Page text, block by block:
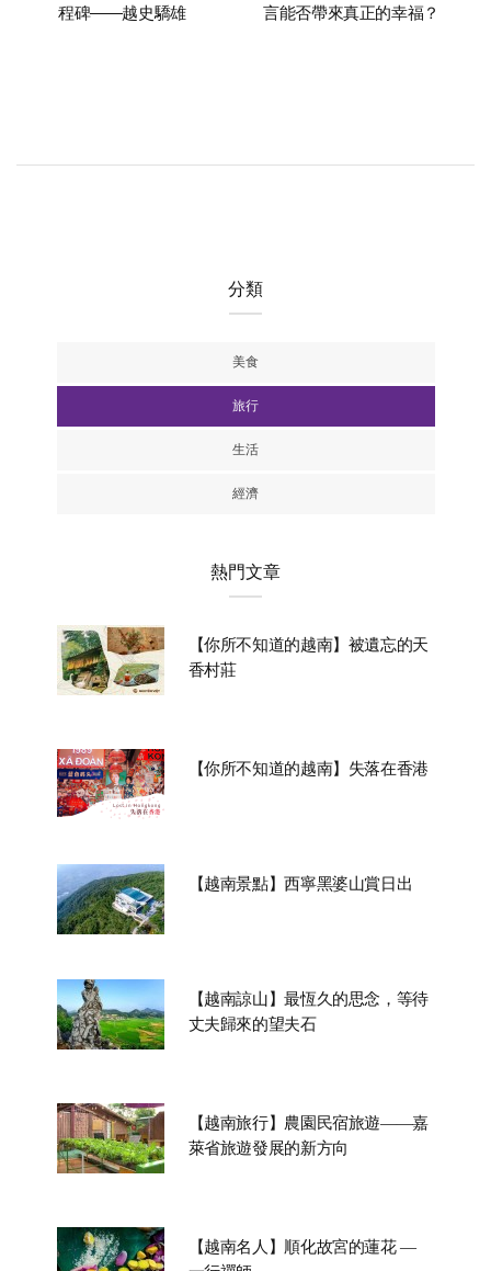
程碑——越史驕雄
言能否帶來真正的幸福？
分類
美食
旅行
生活
經濟
熱門文章
【你所不知道的越南】被遺忘的天
香村莊
【你所不知道的越南】失落在香港
【越南景點】西寧黑婆山賞日出
【越南諒山】最恆久的思念，等待
丈夫歸來的望夫石
【越南旅行】農園民宿旅遊——嘉
萊省旅遊發展的新方向
【越南名人】順化故宮的蓮花 —